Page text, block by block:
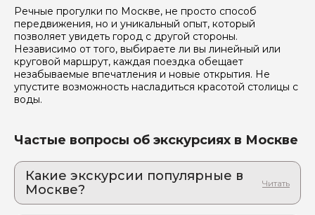
Речные прогулки по Москве, не просто способ
передвижения, но и уникальный опыт, который
позволяет увидеть город с другой стороны.
Независимо от того, выбираете ли вы линейный или
круговой маршрут, каждая поездка обещает
незабываемые впечатления и новые открытия. Не
упустите возможность насладиться красотой столицы с
воды.
Частые вопросы об экскурсиях в Москве
Какие экскурсии популярные в
Москве?